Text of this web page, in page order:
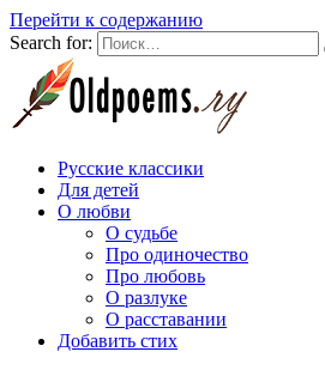
Перейти к содержанию
Search for:
Русские классики
Для детей
О любви
О судьбе
Про одиночество
Про любовь
О разлуке
О расставании
Добавить стих